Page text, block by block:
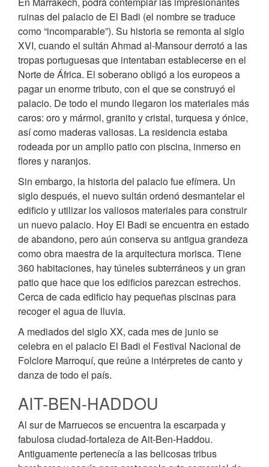
ruinas del palacio de El Badi (el nombre se traduce
como “incomparable”). Su historia se remonta al siglo
XVI, cuando el sultán Ahmad al-Mansour derrotó a las
tropas portuguesas que intentaban establecerse en el
Norte de África. El soberano obligó a los europeos a
pagar un enorme tributo, con el que se construyó el
palacio. De todo el mundo llegaron los materiales más
caros: oro y mármol, granito y cristal, turquesa y ónice,
así como maderas valiosas. La residencia estaba
rodeada por un amplio patio con piscina, inmerso en
flores y naranjos.
Sin embargo, la historia del palacio fue efímera. Un
siglo después, el nuevo sultán ordenó desmantelar el
edificio y utilizar los valiosos materiales para construir
un nuevo palacio. Hoy El Badi se encuentra en estado
de abandono, pero aún conserva su antigua grandeza
como obra maestra de la arquitectura morisca. Tiene
360 habitaciones, hay túneles subterráneos y un gran
patio que hace que los edificios parezcan estrechos.
Cerca de cada edificio hay pequeñas piscinas para
recoger el agua de lluvia.
A mediados del siglo XX, cada mes de junio se
celebra en el palacio El Badi el Festival Nacional de
Folclore Marroquí, que reúne a intérpretes de canto y
danza de todo el país.
AIT-BEN-HADDOU
Al sur de Marruecos se encuentra la escarpada y
fabulosa ciudad-fortaleza de Ait-Ben-Haddou.
Antiguamente pertenecía a las belicosas tribus